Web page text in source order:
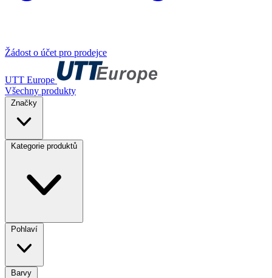
Žádost o účet pro prodejce
UTT Europe
Všechny produkty
Značky
Kategorie produktů
Pohlaví
Barvy